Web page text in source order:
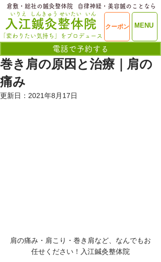
ME
​入江鍼灸整体院
いりえ
MENU
クーポン
電話で予約する
せいたい
しんきゅう いん
「変わりたい気持ち」をプロデュース
​倉敷・総社の鍼灸整体院 ​自律神経・美容鍼のことなら
巻き肩の原因と治療｜肩の
痛み
更新日： 2021年8月17日
肩の痛み・肩こり・巻き肩など、なんでもお
任せください！入江鍼灸整体院